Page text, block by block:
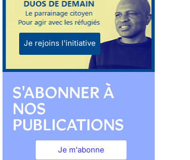
Je rejoins l'initiative
S'ABONNER À
NOS
PUBLICATIONS
Je m'abonne